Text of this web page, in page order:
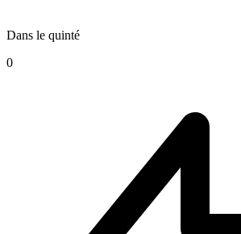
Dans le quinté
0